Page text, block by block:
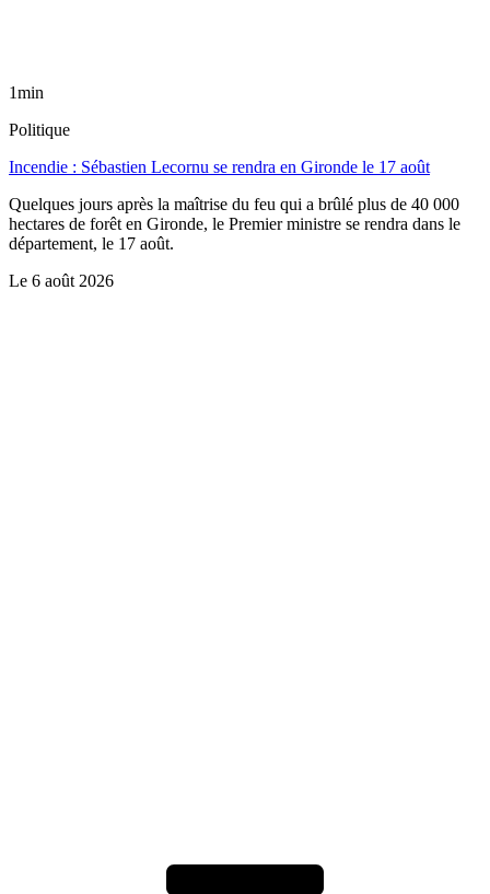
1min
Politique
Incendie : Sébastien Lecornu se rendra en Gironde le 17 août
Quelques jours après la maîtrise du feu qui a brûlé plus de 40 000
hectares de forêt en Gironde, le Premier ministre se rendra dans le
département, le 17 août.
Le 6 août 2026